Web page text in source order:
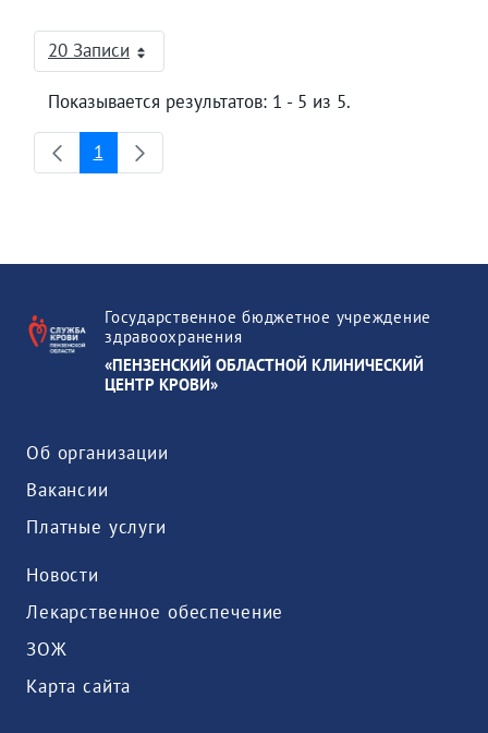
20 ЗаписиНа страницу
Показывается результатов: 1 - 5 из 5.
Страница
1
Государственное бюджетное учреждение
здравоохранения
«ПЕНЗЕНСКИЙ ОБЛАСТНОЙ КЛИНИЧЕСКИЙ
ЦЕНТР КРОВИ»
Об организации
Вакансии
Платные услуги
Новости
Лекарственное обеспечение
ЗОЖ
Карта сайта